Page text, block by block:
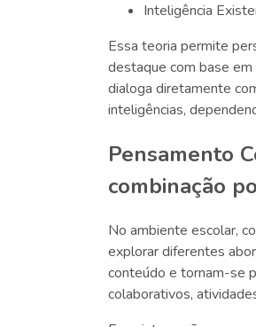
Inteligência
Essa teoria permite
destaque com base em
dialoga diretamente
inteligências,
Pensamento
combinação
No ambiente escolar,
explorar diferentes
conteúdo e tornam-se
colaborativos,